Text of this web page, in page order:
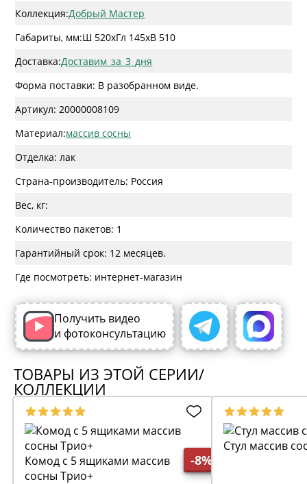
Коллекция:Добрый Мастер
Габариты, мм:Ш 520xГл 145xВ 510
Доставка:Доставим_за_3_дня
Форма поставки: В разобранном виде.
Артикул: 20000008109
Материал:массив сосны
Отделка: лак
Страна-производитель: Россия
Вес, кг:
Количество пакетов: 1
Гарантийный срок: 12 месяцев.
Где посмотреть: интернет-магазин
Получить видео
и фотоконсультацию
ТОВАРЫ ИЗ ЭТОЙ СЕРИИ/
КОЛЛЕКЦИИ
-8%
Комод с 5 ящиками массив
сосны Трио+
Стул массив